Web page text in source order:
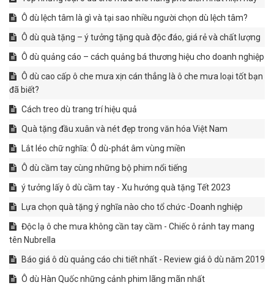
Ô dù lệch tâm là gì và tại sao nhiều người chọn dù lệch tâm?
Ô dù quà tặng – ý tưởng tặng quà độc đáo, giá rẻ và chất lượng
Ô dù quảng cáo – cách quảng bá thương hiệu cho doanh nghiệp
Ô dù cao cấp ô che mưa xịn cán thẳng là ô che mưa loại tốt bạn
đã biết?
Cách treo dù trang trí hiệu quả
Quà tặng đầu xuân và nét đẹp trong văn hóa Việt Nam
Lắt léo chữ nghĩa: Ô dù-phát âm vùng miền
Ô dù cầm tay cùng những bộ phim nổi tiếng
ý tưởng lấy ô dù cầm tay - Xu hướng quà tặng Tết 2023
Lựa chọn quà tặng ý nghĩa nào cho tổ chức -Doanh nghiệp
Độc lạ ô che mưa không cần tay cầm - Chiếc ô rảnh tay mang
tên Nubrella
Báo giá ô dù quảng cáo chi tiết nhất - Review giá ô dù năm 2019
Ô dù Hàn Quốc những cảnh phim lãng mãn nhất